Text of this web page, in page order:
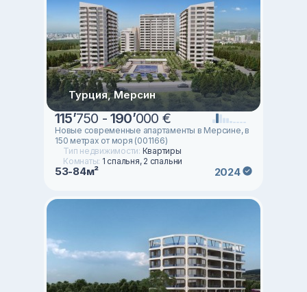
Турция, Мерсин
115’750 -190’000 €
Новые современные апартаменты в Мерсине, в
150 метрах от моря (001166)
Тип недвижимости: Квартиры
Комнаты: 1 спальня, 2 спальни
53-84м² 2024